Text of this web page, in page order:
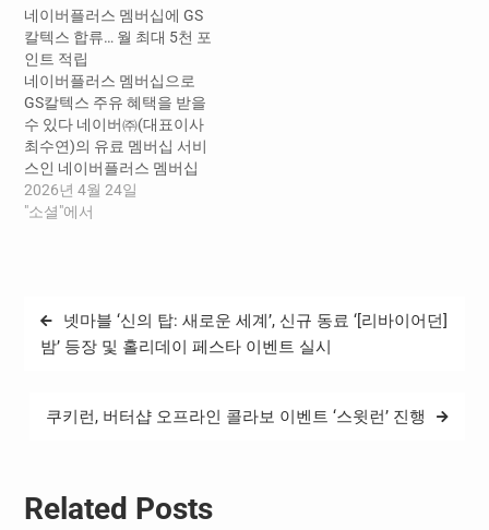
로 편리하고 안전하게 네이
버지도는 오는 21일 오후 8
시 광화문에서 진행 예정인
공연의 좌석 정보와…
네이버플러스 멤버십에 GS
칼텍스 합류… 월 최대 5천 포
인트 적립
네이버플러스 멤버십으로
GS칼텍스 주유 혜택을 받을
수 있다 네이버㈜(대표이사
최수연)의 유료 멤버십 서비
스인 네이버플러스 멤버십
제휴사로 GS칼텍스가 새롭
게 합류했다. 지난 23일부터
을 적립 받을 수 있다. 최근
유가 상승으로 주유비 부담
2026년 4월 24일
"소셜"에서
글
탐
넷마블 ‘신의 탑: 새로운 세계’, 신규 동료 ‘[리바이어던]
밤’ 등장 및 홀리데이 페스타 이벤트 실시
쿠키런, 버터샵 오프라인 콜라보 이벤트 ‘스윗런’ 진행
Related Posts